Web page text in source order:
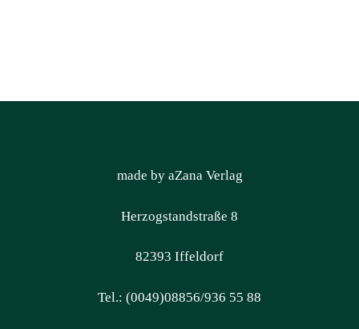
made by aZana Verlag
Herzogstandstraße 8
82393 Iffeldorf
Tel.: (0049)08856/936 55 88